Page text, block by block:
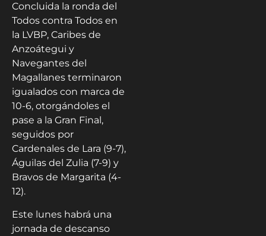
Concluida la ronda del
Todos contra Todos en
la LVBP, Caribes de
Anzoátegui y
Navegantes del
Magallanes terminaron
igualados con marca de
10-6, otorgándoles el
pase a la Gran Final,
seguidos por
Cardenales de Lara (9-7),
Águilas del Zulia (7-9) y
Bravos de Margarita (4-
12).
Este lunes habrá una
jornada de descanso